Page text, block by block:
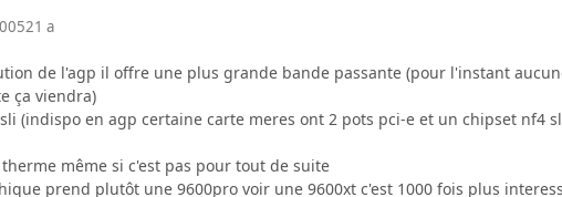
21 a
de l'agp il offre une plus grande bande passante (pour l'instant
ça viendra)
(indispo en agp certaine carte meres ont 2 pots pci-e et un chipset nf4
même si c'est pas pour tout de suite
prend plutôt une 9600pro voir une 9600xt c'est 1000 fois plus